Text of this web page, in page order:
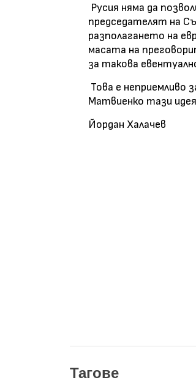
Русия няма да
председателят на
разполагането на
масата на
за такова
Това е неприемливо
Матвиенко тази
Йордан Халачев
Тагове